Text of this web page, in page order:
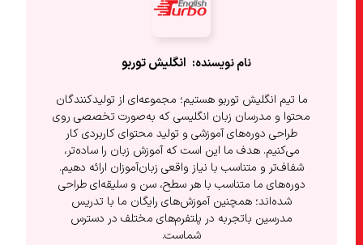
انگلیش‌ توربو
ما تیم انگلیش توربو هستیم؛ مجموعه‌ای از تولیدکنندگان
محتوا و مدرسان زبان انگلیسی که به‌صورت تخصصی روی
طراحی دوره‌های آموزشی و تولید محتوای کاربردی کار
می‌کنیم. هدف ما این است که آموزش زبان را ساده‌تر،
شفاف‌تر و متناسب با نیاز واقعی زبان‌آموزان ارائه دهیم.
دوره‌های ما متناسب با هر سطح، سن و سلیقه‌ای طراحی
شده‌اند؛ همچنین آموزش‌های رایگان ما با تدریس
مدرسین باتجربه در پلتفرم‌های مختلف در دسترس
شماست.